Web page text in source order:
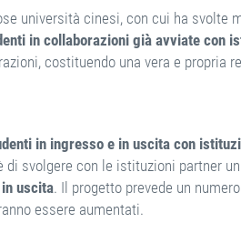
università cinesi, con cui ha svolte
in collaborazioni già avviate con
costituendo una vera e propria
in ingresso e in uscita con
svolgere con le istituzioni partner
uscita. Il progetto prevede un
essere aumentati.